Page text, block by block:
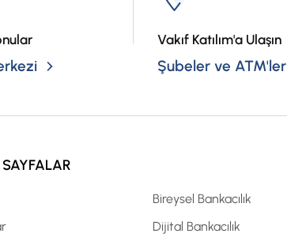
Vakıf Katılım'a Ulaşın
Şubeler ve ATM'ler
Bireysel Bankacılık
Dijital Bankacılık